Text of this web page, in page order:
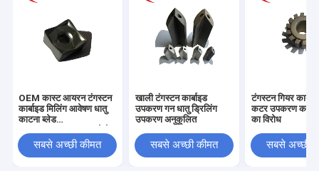
OEM कास्ट आयरन टंगस्टन
कार्बाइड मिलिंग आवेषण धातु
काटना ब्लेड
उपकरण आवेषण
सबसे अच्छी कीमत
खाली टंगस्टन कार्बाइड
उपकरण गन धातु ड्रिलिंग
उपकरण अनुकूलित
सबसे अच्छी कीमत
टंगस्टन गियर
कटर उपकरण
का विरोध
सबसे अच्छी